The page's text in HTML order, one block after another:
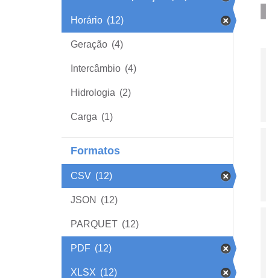
Horário (12)
Geração (4)
Intercâmbio (4)
Hidrologia (2)
Carga (1)
Formatos
CSV (12)
JSON (12)
PARQUET (12)
PDF (12)
XLSX (12)